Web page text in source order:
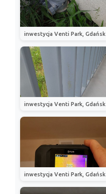
inwestycja Venti Park, Gdańsk
inwestycja Venti Park, Gdańsk
inwestycja Venti Park, Gdańsk